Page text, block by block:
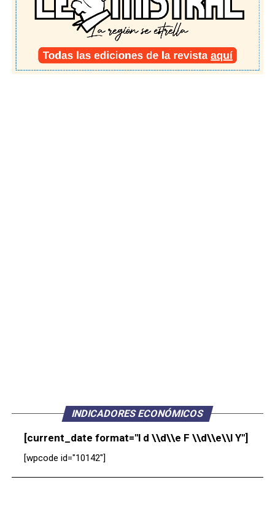
INDICADORES ECONÓMICOS
[current_date format="l d \\d\\e F \\d\\e\\l Y"]
[wpcode id="10142"]